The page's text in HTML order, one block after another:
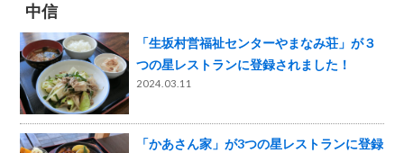
中信
「生坂村営福祉センターやまなみ荘」が３
つの星レストランに登録されました！
2024.03.11
「かあさん家」が3つの星レストランに登録